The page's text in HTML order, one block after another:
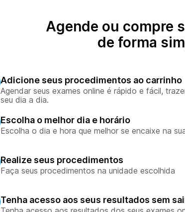
Agende ou compre
de forma
Adicione seus procedimentos ao carrinho
Agendar seus exames online é rápido e fácil,
seu dia a dia.
Escolha o melhor dia e horário
Escolha o dia e hora que melhor se encaixe na
Realize seus procedimentos
Faça seus procedimentos na unidade escolhida
Tenha acesso aos seus resultados sem